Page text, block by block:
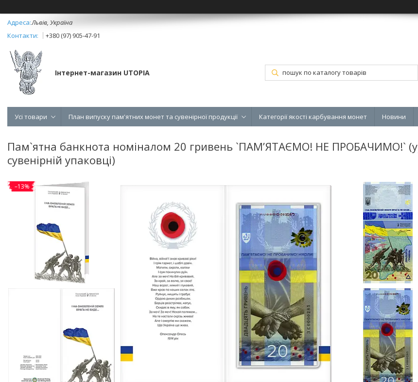
Львів, Україна
+380 (97) 905-47-91
Інтернет-магазин UTOPIA
Усі товари План випуску пам'ятних монет та сувенірної продукції Категорії якості карбування монет Новини
Пам`ятна банкнота номіналом 20 гривень `ПАМ’ЯТАЄМО! НЕ ПРОБАЧИМО!` (у
сувенірній упаковці)
–13%